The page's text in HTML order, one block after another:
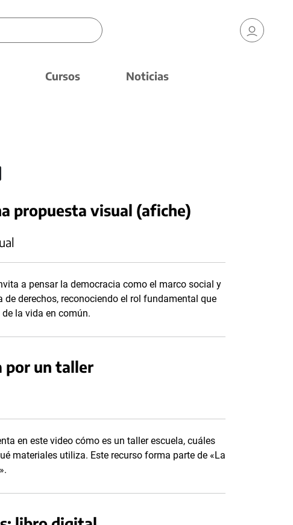
Cursos Noticias
propuesta visual (afiche)
a pensar la democracia como el marco social y
derechos, reconociendo el rol fundamental que
la vida en común.
por un taller
en este video cómo es un taller escuela, cuáles
materiales utiliza. Este recurso forma parte de «La